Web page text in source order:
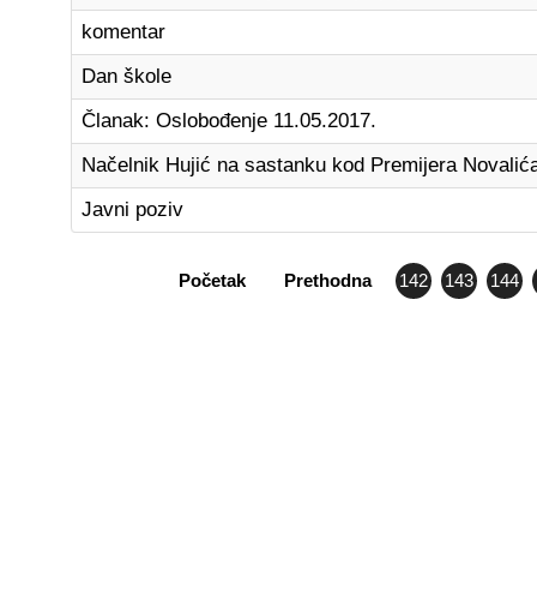
komentar
Dan škole
Članak: Oslobođenje 11.05.2017.
Načelnik Hujić na sastanku kod Premijera
Javni poziv
Početak Prethodna 142 143 144